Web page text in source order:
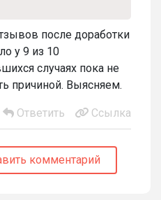
после доработки
у 9 из 10
случаях пока не
причиной. Выясняем.
Ответить Ссылка
комментарий